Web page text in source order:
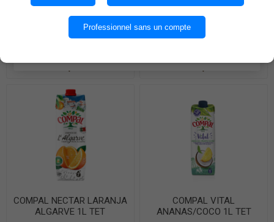
CRISTALINE 50cl PET
€0,29
CRISTALINE 1,5L PET
€0,39
COMPAL NECTAR LARANJA
ALGARVE 1L TET
COMPAL VITAL
ANANAS/COCO 1L TET
OK
Professionnel sans un compte